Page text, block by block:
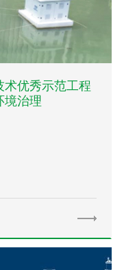
术优秀示范工程
境治理